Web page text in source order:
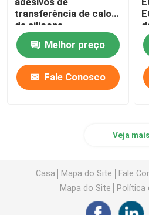
transferência de calor
de silicone
personalizado para
saco Impresso
Impressão de tela
elevada
Melhor preço
Fale Conosco
Veja mais
Casa Mapa do Site Fale
Mapa do Site
Política